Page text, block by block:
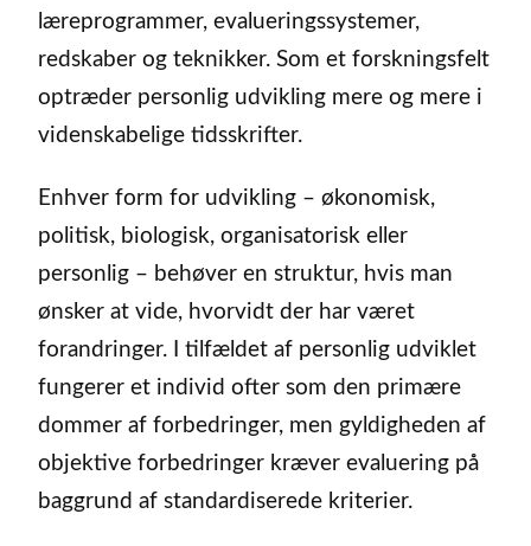
læreprogrammer, evalueringssystemer,
redskaber og teknikker. Som et forskningsfelt
optræder personlig udvikling mere og mere i
videnskabelige tidsskrifter.
Enhver form for udvikling – økonomisk,
politisk, biologisk, organisatorisk eller
personlig – behøver en struktur, hvis man
ønsker at vide, hvorvidt der har været
forandringer. I tilfældet af personlig udviklet
fungerer et individ ofter som den primære
dommer af forbedringer, men gyldigheden af
objektive forbedringer kræver evaluering på
baggrund af standardiserede kriterier.